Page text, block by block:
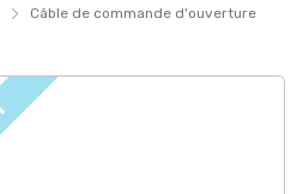
Câble de commande d'ouverture